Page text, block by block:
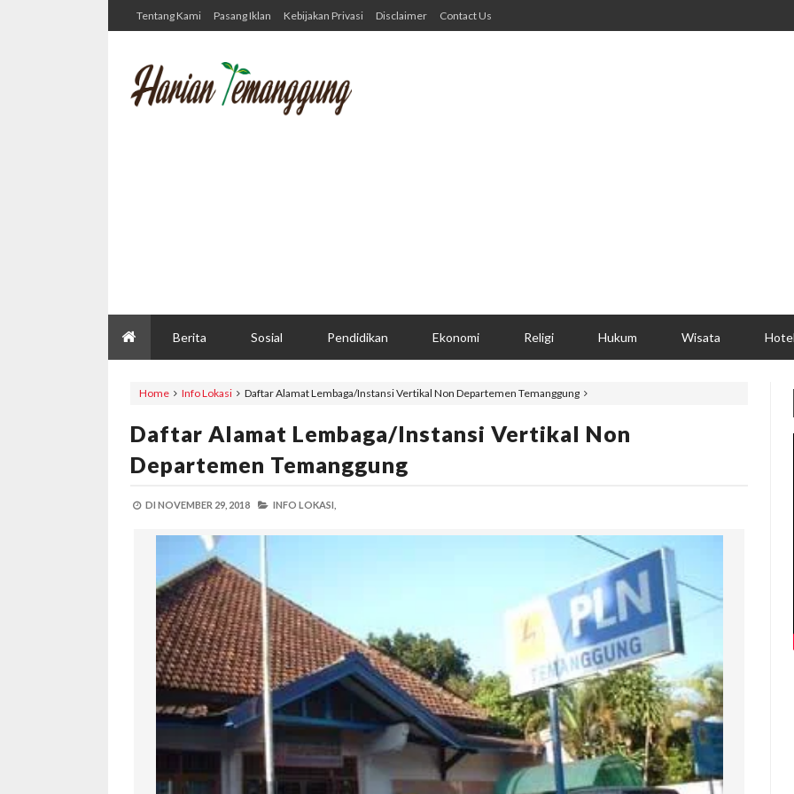
Tentang Kami Pasang Iklan Kebijakan Privasi Disclaimer Contact Us
Berita Sosial Pendidikan Ekonomi Religi Hukum Wisata Hotel
Home Info Lokasi Daftar Alamat Lembaga/Instansi Vertikal Non Departemen Temanggung
Daftar Alamat Lembaga/Instansi Vertikal Non
Departemen Temanggung
DI NOVEMBER 29, 2018 INFO LOKASI,